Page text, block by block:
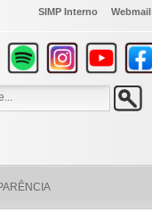
SIMP Interno Webmail